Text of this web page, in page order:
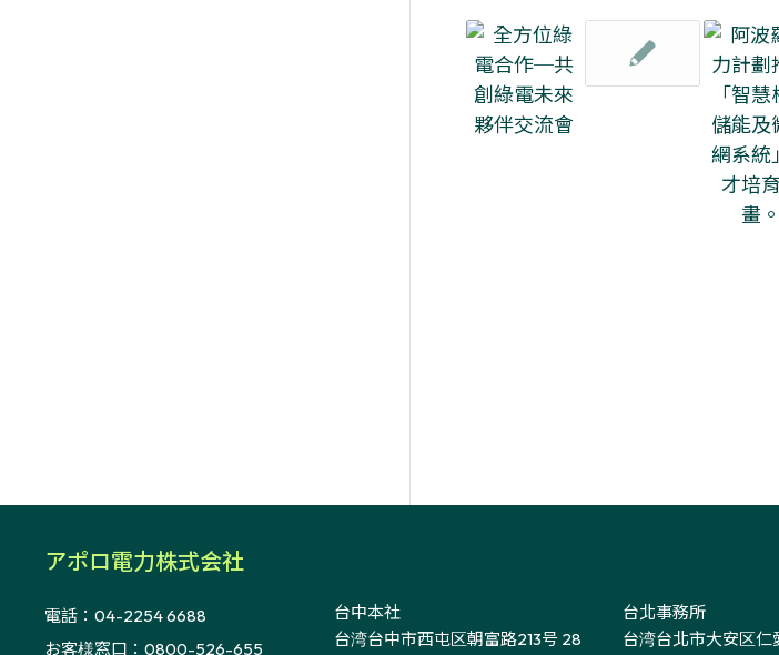
アポロ電力株式会社
電話：04-2254 6688
お客様窓口：0800-526-655
台中本社
台湾台中市西屯区朝富路213号 28
台北事務所
台湾台北市大安区仁